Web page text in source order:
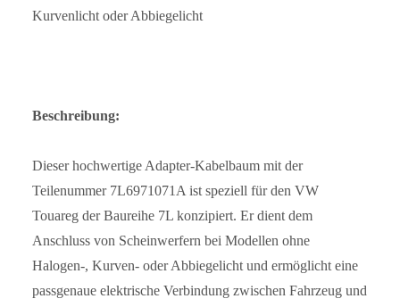
Kurvenlicht oder Abbiegelicht
Beschreibung:
Dieser hochwertige Adapter-Kabelbaum mit der
Teilenummer 7L6971071A ist speziell für den VW
Touareg der Baureihe 7L konzipiert. Er dient dem
Anschluss von Scheinwerfern bei Modellen ohne
Halogen-, Kurven- oder Abbiegelicht und ermöglicht eine
passgenaue elektrische Verbindung zwischen Fahrzeug und